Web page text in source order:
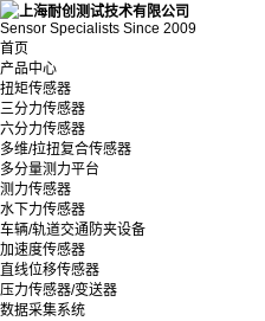
Sensor Specialists Since 2009
首页
产品中心
扭矩传感器
三分力传感器
六分力传感器
多维/拉扭复合传感器
多分量测力平台
测力传感器
水下力传感器
车辆/轨道交通防夹设备
加速度传感器
直线位移传感器
压力传感器/变送器
数据采集系统